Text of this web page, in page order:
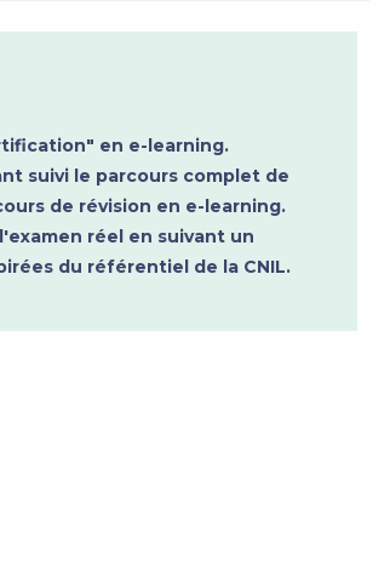
en e-learning.
suivi le parcours complet de
de révision en e-learning.
réel en suivant un
du référentiel de la CNIL.